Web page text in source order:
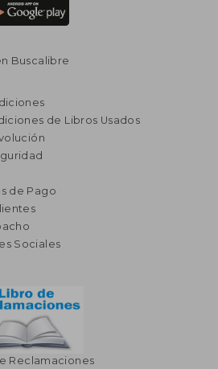
Buscalibre
de Libros Usados
de Pago
Sociales
Reclamaciones